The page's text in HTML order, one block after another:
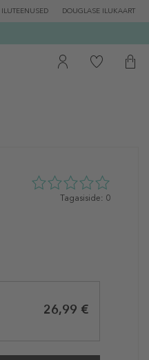
ILUTEENUSED DOUGLASE ILUKAART
0
Tagasiside: 0
26,99 €